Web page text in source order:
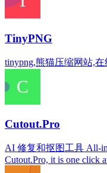
TinyPNG
tinypng,熊猫压缩网站,
Cutout.Pro
AI 修复和抠图工具 All-in-
Cutout.Pro, it is one click